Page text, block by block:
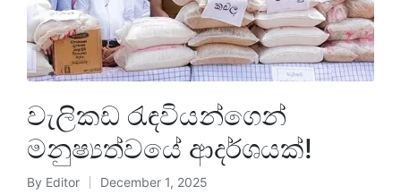
වැලිකඩ රැඳවියන්ගෙන්
මනුෂ්‍යත්වයේ ආදර්ශයක්!
By Editor
December 1, 2025